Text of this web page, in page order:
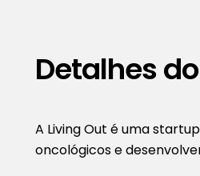
Detalhes
A Living Out é uma
oncológicos e